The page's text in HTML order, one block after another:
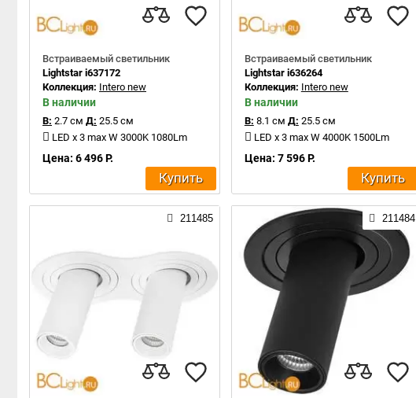
Встраиваемый светильник
Lightstar i637172
Коллекция: Intero new
В наличии
В: 2.7 см Д: 25.5 см
LED x 3 max W 3000K 1080Lm
Цена: 6 496 Р.
Купить
Встраиваемый светильник
Lightstar i636264
Коллекция: Intero new
В наличии
В: 8.1 см Д: 25.5 см
LED x 3 max W 4000K 1500Lm
Цена: 7 596 Р.
Купить
211485 211484